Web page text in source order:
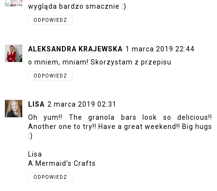
wygląda bardzo smacznie :)
ODPOWIEDZ
ALEKSANDRA KRAJEWSKA 1 marca 2019 22:44
o mniem, mniam! Skorzystam z przepisu
ODPOWIEDZ
LISA 2 marca 2019 02:31
Oh yum!! The granola bars look so delicious!!
Another one to try!! Have a great weekend!! Big hugs
:)
Lisa
A Mermaid's Crafts
ODPOWIEDZ